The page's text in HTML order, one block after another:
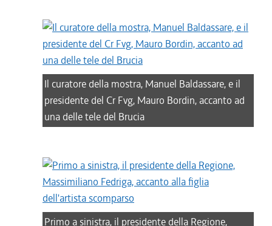
Il curatore della mostra, Manuel Baldassare, e il
presidente del Cr Fvg, Mauro Bordin, accanto ad
una delle tele del Brucia
Primo a sinistra, il presidente della Regione,